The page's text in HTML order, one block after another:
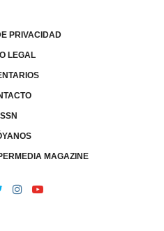
PRIVACIDAD
LEGAL
ISSN
MAGAZINE